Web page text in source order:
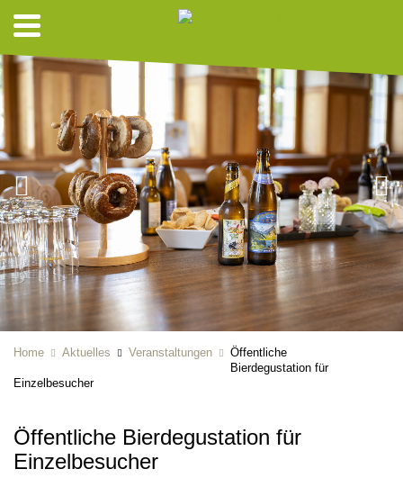
Home Aktuelles Veranstaltungen
Öffentliche
Bierdegustation für
Einzelbesucher
Öffentliche Bierdegustation für
Einzelbesucher